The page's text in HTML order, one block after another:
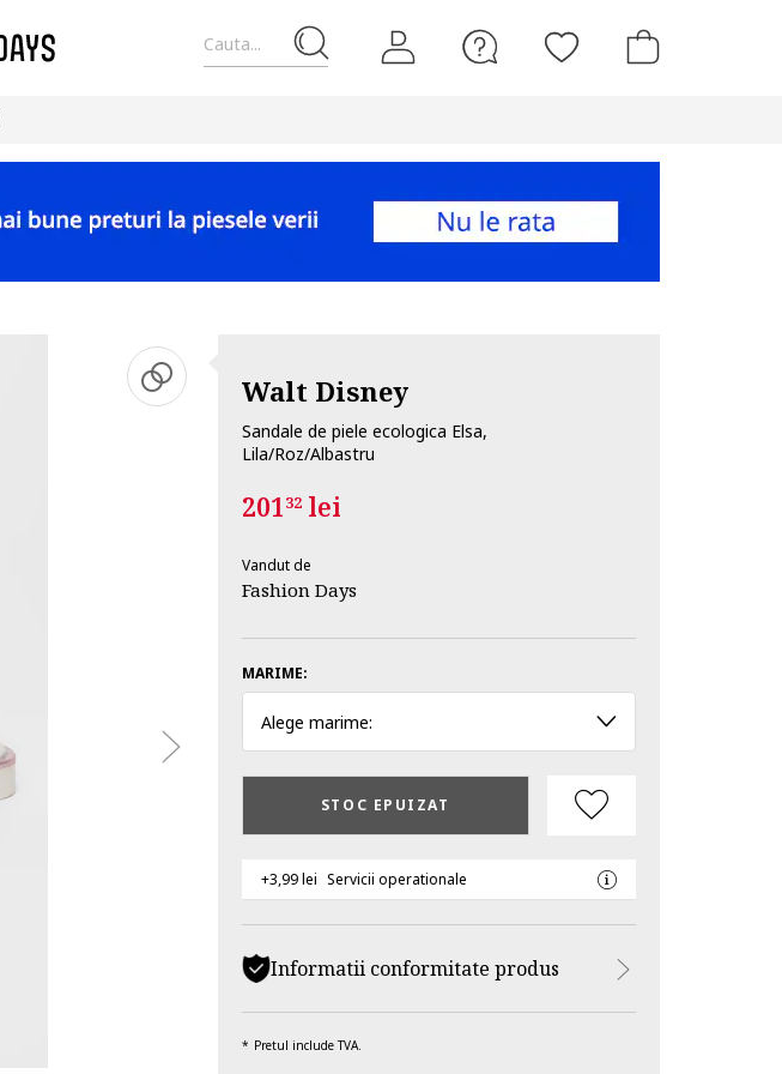
Cauta...
Walt Disney
Sandale de piele ecologica Elsa,
Lila/Roz/Albastru
20132lei
Vandut de
Fashion Days
MARIME:
Alege marime:
STOC EPUIZAT
+3,99 lei Servicii operationale
Informatii conformitate produs
Pretul include TVA.